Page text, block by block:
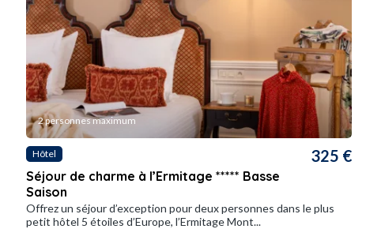
2 personnes maximum
Hôtel
Séjour de charme à l’Ermitage ***** Basse
Saison
325 €
Offrez un séjour d’exception pour deux personnes dans le plus
petit hôtel 5 étoiles d’Europe, l’Ermitage Mont...